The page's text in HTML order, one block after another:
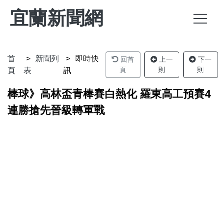
宜蘭新聞網
首
頁
新聞列
表
即時快
訊
回首
頁
上一
則
下一
則
棒球》高林盃青棒賽白熱化 羅東高工預賽4
連勝搶先晉級轉軍戰